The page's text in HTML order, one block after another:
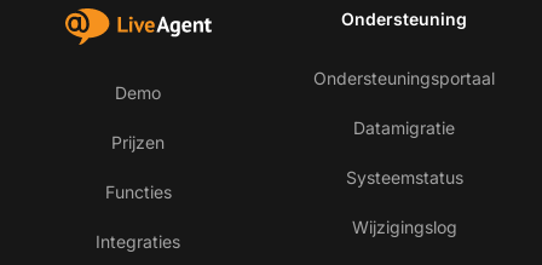
Demo
Prijzen
Functies
Integraties
Ondersteuning
Ondersteuningsportaal
Datamigratie
Systeemstatus
Wijzigingslog